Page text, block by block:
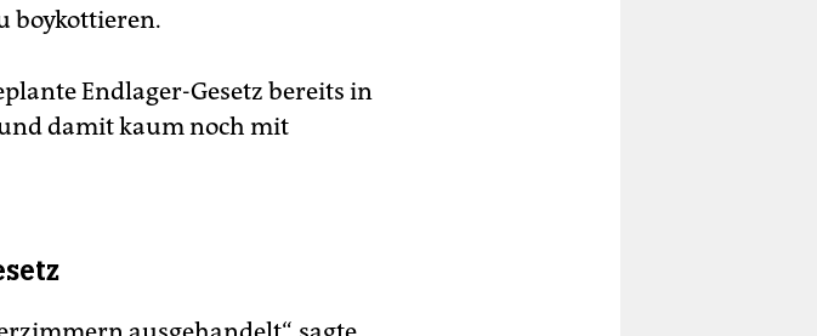
boykottieren.
Endlager-Gesetz bereits in
damit kaum noch mit